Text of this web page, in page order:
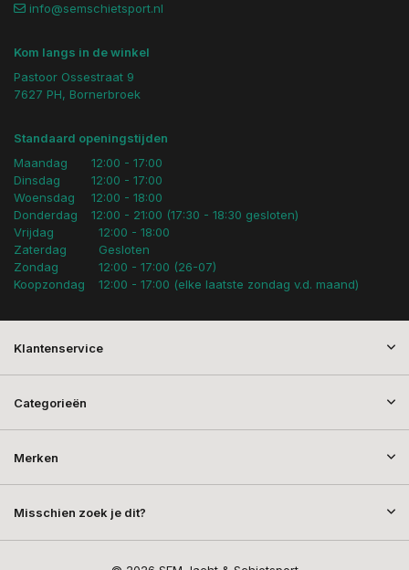
info@semschietsport.nl
Kom langs in de winkel
Pastoor Ossestraat 9
7627 PH, Bornerbroek
Standaard openingstijden
Maandag
Dinsdag
Woensdag
Donderdag
12:00 - 17:00
12:00 - 17:00
12:00 - 18:00
12:00 - 21:00 (17:30 - 18:30 gesloten)
Vrijdag
Zaterdag
Zondag
Koopzondag
12:00 - 18:00
Gesloten
12:00 - 17:00 (26-07)
12:00 - 17:00 (elke laatste zondag v.d. maand)
Klantenservice
Categorieën
Merken
Misschien zoek je dit?